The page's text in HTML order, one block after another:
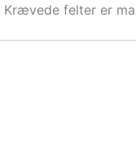
Krævede felter er